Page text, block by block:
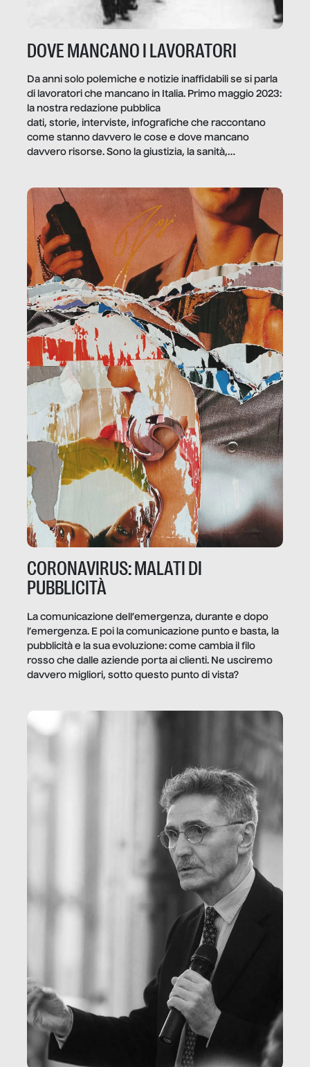
DOVE MANCANO I LAVORATORI
Da anni solo polemiche e notizie inaffidabili se si parla
di lavoratori che mancano in Italia. Primo maggio 2023:
la nostra redazione pubblica
dati, storie, interviste, infografiche che raccontano
come stanno davvero le cose e dove mancano
davvero risorse. Sono la giustizia, la sanità,
CORONAVIRUS: MALATI DI
PUBBLICITÀ
La comunicazione dell’emergenza, durante e dopo
l’emergenza. E poi la comunicazione punto e basta, la
pubblicità e la sua evoluzione: come cambia il filo
rosso che dalle aziende porta ai clienti. Ne usciremo
davvero migliori, sotto questo punto di vista?